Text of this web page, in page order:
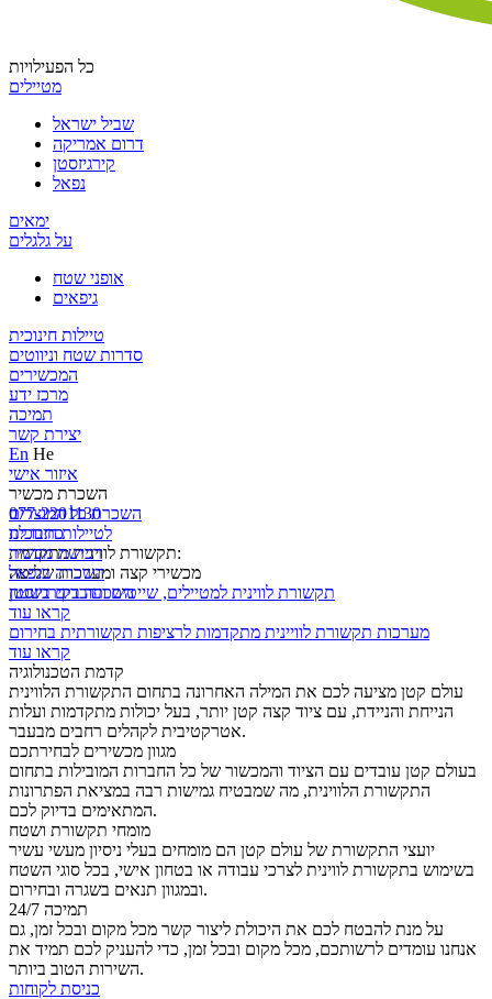
כל הפעילויות
מטיילים
שביל ישראל
דרום אמריקה
קירגיזסטן
נפאל
ימאים
על גלגלים
אופני שטח
גיפאים
טיילות חינוכית
סדרות שטח וניווטים
המכשירים
מרכז ידע
תמיכה
יצירת קשר
En He
איזור אישי
השכרת מכשיר
השכרת כל המוצרים
לטיילות חינוכית
רכישת מכשיר
השכרה בנפאל
השכרה בקירגיזסטן
077-2201130
כתבו לנו
תקשורת לווינית מתקדמת:
מכשירי קצה ומערכות שליטה
תקשורת לווינית למטיילים, שייטים ועובדים בשטח
קראו עוד
מערכות תקשורת לוויינית מתקדמות לרציפות תקשורתית בחירום
קראו עוד
קדמת הטכנולוגיה
עולם קטן מציעה לכם את המילה האחרונה בתחום התקשורת הלווינית
הנייחת והניידת, עם ציוד קצה קטן יותר, בעל יכולות מתקדמות ועלות
אטרקטיבית לקהלים רחבים מבעבר.
מגוון מכשירים לבחירתכם
בעולם קטן עובדים עם הציוד והמכשור של כל החברות המובילות בתחום
התקשורת הלווינית, מה שמבטיח גמישות רבה במציאת הפתרונות
המתאימים בדיוק לכם.
מומחי תקשורת ושטח
יועצי התקשורת של עולם קטן הם מומחים בעלי ניסיון מעשי עשיר
בשימוש בתקשורת לווינית לצרכי עבודה או בטחון אישי, בכל סוגי השטח
ובמגוון תנאים בשגרה ובחירום.
תמיכה 24/7
על מנת להבטח לכם את היכולת ליצור קשר מכל מקום ובכל זמן, גם
אנחנו עומדים לרשותכם, מכל מקום ובכל זמן, כדי להעניק לכם תמיד את
השירות הטוב ביותר.
כניסת לקוחות